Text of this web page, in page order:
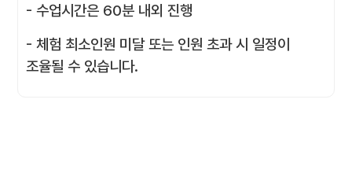
- 수업시간은 60분 내외 진행
- 체험 최소인원 미달 또는 인원 초과 시 일정이
조율될 수 있습니다.